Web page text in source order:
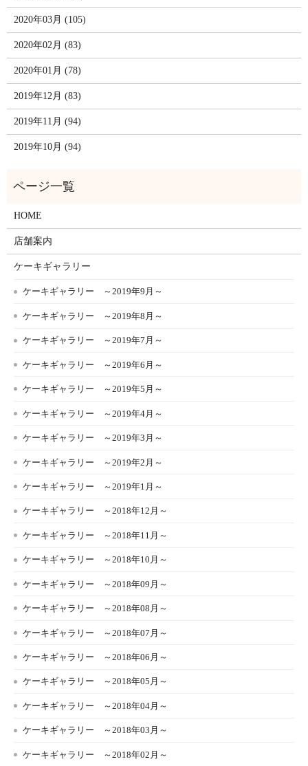
2020年03月 (105)
2020年02月 (83)
2020年01月 (78)
2019年12月 (83)
2019年11月 (94)
2019年10月 (94)
HOME
店舗案内
ケーキギャラリー
ケーキギャラリー ～2019年9月～
ケーキギャラリー ～2019年8月～
ケーキギャラリー ～2019年7月～
ケーキギャラリー ～2019年6月～
ケーキギャラリー ～2019年5月～
ケーキギャラリー ～2019年4月～
ケーキギャラリー ～2019年3月～
ケーキギャラリー ～2019年2月～
ケーキギャラリー ～2019年1月～
ケーキギャラリー ～2018年12月～
ケーキギャラリー ～2018年11月～
ケーキギャラリー ～2018年10月～
ケーキギャラリー ～2018年09月～
ケーキギャラリー ～2018年08月～
ケーキギャラリー ～2018年07月～
ケーキギャラリー ～2018年06月～
ケーキギャラリー ～2018年05月～
ケーキギャラリー ～2018年04月～
ケーキギャラリー ～2018年03月～
ケーキギャラリー ～2018年02月～